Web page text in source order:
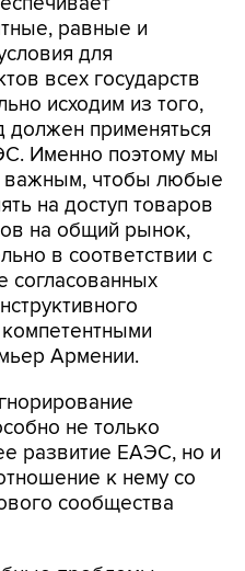
для
всех государств
исходим из того,
применяться
Именно поэтому мы
важным, чтобы любые
на доступ товаров
на общий рынок,
в соответствии с
согласованных
Армении.
развитие ЕАЭС, но и
к нему со
сообщества
проблемы